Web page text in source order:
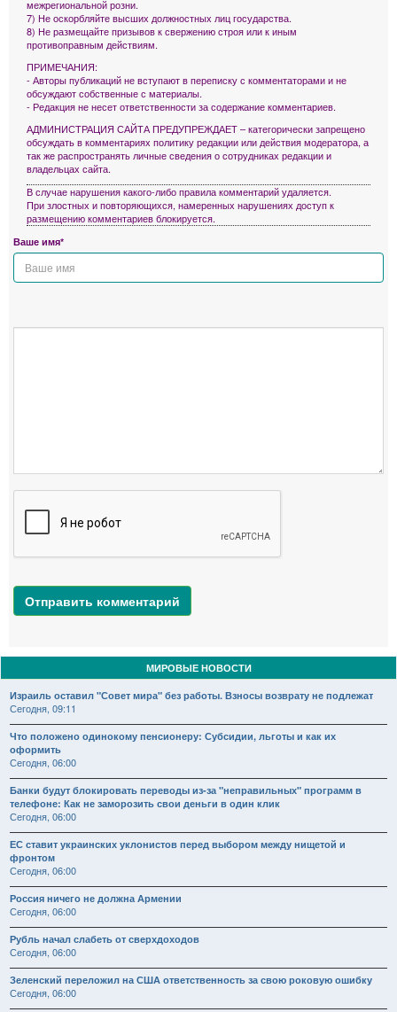
межрегиональной розни.
7) Не оскорбляйте высших должностных лиц государства.
8) Не размещайте призывов к свержению строя или к иным
противоправным действиям.
ПРИМЕЧАНИЯ:
- Авторы публикаций не вступают в переписку с комментаторами и не
обсуждают собственные с материалы.
- Редакция не несет ответственности за содержание комментариев.
АДМИНИСТРАЦИЯ САЙТА ПРЕДУПРЕЖДАЕТ – категорически запрещено
обсуждать в комментариях политику редакции или действия модератора, а
так же распространять личные сведения о сотрудниках редакции и
владельцах сайта.
В случае нарушения какого-либо правила комментарий удаляется.
При злостных и повторяющихся, намеренных нарушениях доступ к
размещению комментариев блокируется.
Ваше имя*
Отправить комментарий
МИРОВЫЕ НОВОСТИ
Израиль оставил "Совет мира" без работы. Взносы возврату не подлежат
Сегодня, 09:11
Что положено одинокому пенсионеру: Субсидии, льготы и как их
оформить
Сегодня, 06:00
Банки будут блокировать переводы из-за "неправильных" программ в
телефоне: Как не заморозить свои деньги в один клик
Сегодня, 06:00
ЕС ставит украинских уклонистов перед выбором между нищетой и
фронтом
Сегодня, 06:00
Россия ничего не должна Армении
Сегодня, 06:00
Рубль начал слабеть от сверхдоходов
Сегодня, 06:00
Зеленский переложил на США ответственность за свою роковую ошибку
Сегодня, 06:00